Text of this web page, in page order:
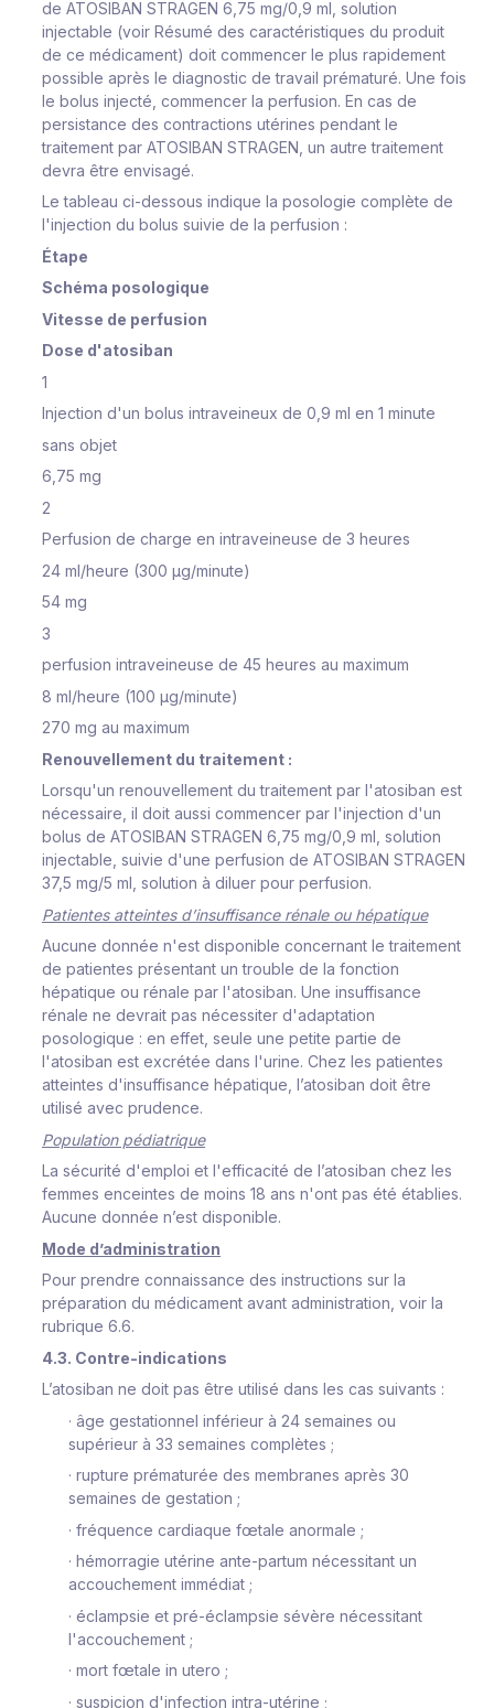
de ATOSIBAN STRAGEN 6,75 mg/0,9 ml, solution
injectable (voir Résumé des caractéristiques du produit
de ce médicament) doit commencer le plus rapidement
possible après le diagnostic de travail prématuré. Une fois
le bolus injecté, commencer la perfusion. En cas de
persistance des contractions utérines pendant le
traitement par ATOSIBAN STRAGEN, un autre traitement
devra être envisagé.
Le tableau ci-dessous indique la posologie complète de
l'injection du bolus suivie de la perfusion :
Étape
Schéma posologique
Vitesse de perfusion
Dose d'atosiban
1
Injection d'un bolus intraveineux de 0,9 ml en 1 minute
sans objet
6,75 mg
2
Perfusion de charge en intraveineuse de 3 heures
24 ml/heure (300 µg/minute)
54 mg
3
perfusion intraveineuse de 45 heures au maximum
8 ml/heure (100 µg/minute)
270 mg au maximum
Renouvellement du traitement :
Lorsqu'un renouvellement du traitement par l'atosiban est
nécessaire, il doit aussi commencer par l'injection d'un
bolus de ATOSIBAN STRAGEN 6,75 mg/0,9 ml, solution
injectable, suivie d'une perfusion de ATOSIBAN STRAGEN
37,5 mg/5 ml, solution à diluer pour perfusion.
Patientes atteintes d’insuffisance rénale ou hépatique
Aucune donnée n'est disponible concernant le traitement
de patientes présentant un trouble de la fonction
hépatique ou rénale par l'atosiban. Une insuffisance
rénale ne devrait pas nécessiter d'adaptation
posologique : en effet, seule une petite partie de
l'atosiban est excrétée dans l'urine. Chez les patientes
atteintes d'insuffisance hépatique, l’atosiban doit être
utilisé avec prudence.
Population pédiatrique
La sécurité d'emploi et l'efficacité de l’atosiban chez les
femmes enceintes de moins 18 ans n'ont pas été établies.
Aucune donnée n’est disponible.
Mode d’administration
Pour prendre connaissance des instructions sur la
préparation du médicament avant administration, voir la
rubrique 6.6.
4.3. Contre-indications
L’atosiban ne doit pas être utilisé dans les cas suivants :
· âge gestationnel inférieur à 24 semaines ou
supérieur à 33 semaines complètes ;
· rupture prématurée des membranes après 30
semaines de gestation ;
· fréquence cardiaque fœtale anormale ;
· hémorragie utérine ante-partum nécessitant un
accouchement immédiat ;
· éclampsie et pré-éclampsie sévère nécessitant
l'accouchement ;
· mort fœtale in utero ;
· suspicion d'infection intra-utérine ;